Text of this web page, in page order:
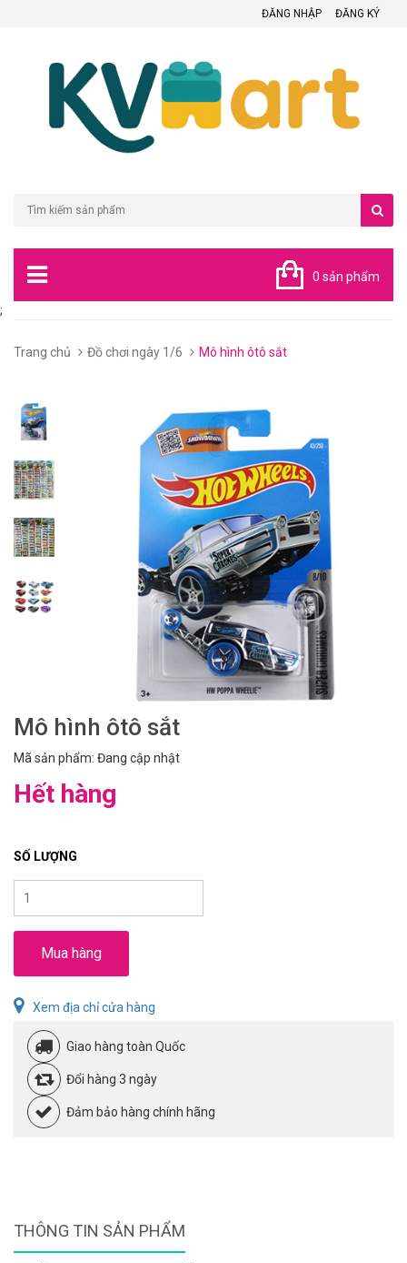
ĐĂNG NHẬP ĐĂNG KÝ
0 sản phẩm
;
Trang chủ Đồ chơi ngày 1/6 Mô hình ôtô sắt
Mô hình ôtô sắt
Mã sản phẩm: Đang cập nhật
Hết hàng
SỐ LƯỢNG
Mua hàng
Xem địa chỉ cửa hàng
Giao hàng toàn Quốc
Đổi hàng 3 ngày
Đảm bảo hàng chính hãng
THÔNG TIN SẢN PHẨM